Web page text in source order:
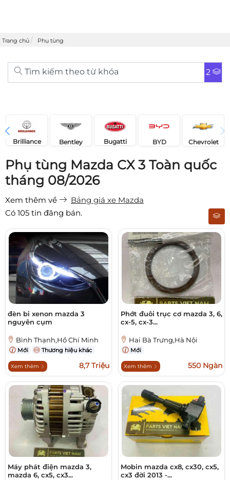
Trang chủ Phụ tùng
Tìm kiếm theo từ khóa 2
Brilliance Bentley Bugatti BYD Chevrolet
Phụ tùng Mazda CX 3 Toàn quốc
tháng 08/2026
Xem thêm về
Bảng giá xe Mazda
Có 105 tin đăng bán.
đèn bi xenon mazda 3
nguyên cụm
Bình Thạnh,Hồ Chí Minh
Mới Thương hiệu khác
Xem thêm 8,7 Triệu
Phớt đuôi trục cơ mazda 3, 6,
cx-5, cx-3...
Hai Bà Trưng,Hà Nội
Mới
Xem thêm 550 Ngàn
Máy phát điện mazda 3,
mazda 6, cx5, cx3...
Mobin mazda cx8, cx30, cx5,
cx3 đời 2013 -...